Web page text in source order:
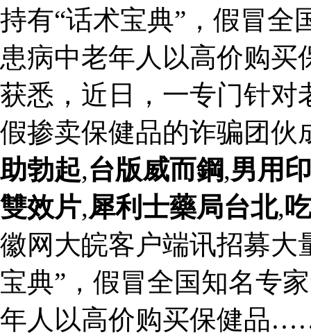
持有“话术宝典”，假冒全
患病中老年人以高价购
获悉，近日，一专门针对
假掺卖保健品的诈骗团
助勃起,台版威而鋼,男用
雙效片,犀利士藥局台北,
徽网大皖客户端讯招募大
宝典”，假冒全国知名专
年人以高价购买保健品